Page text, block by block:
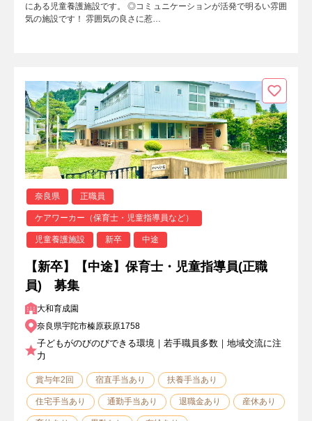
にある児童養護施設です。 ◎コミュニケーションが活発で明るい雰囲
気の施設です！ 雰囲気の良さに惹…
奈良県 正職員
ケアワーカー（保育士・児童指導員など）
児童養護施設 新卒 中途
【新卒】【中途】保育士・児童指導員(正職
員) 募集
大和育成園
奈良県宇陀市榛原萩原1758
子どもがのびのびできる環境｜若手職員多数｜地域交流に注
力
賞与年2回 宿直手当あり 扶養手当あり
住宅手当あり 通勤手当あり 退職金あり 産休あり